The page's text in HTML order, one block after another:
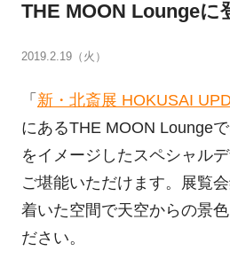
THE MOON Loungeに
2019.2.19（火）
「 新・北斎展 HOKUSAI
にあるTHE MOON Lounge
をイメージしたスペシャル
ご堪能いただけます。展覧
着いた空間で天空からの景
ださい。